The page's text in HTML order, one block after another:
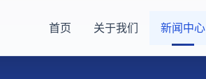
首页 关于我们 新闻中心